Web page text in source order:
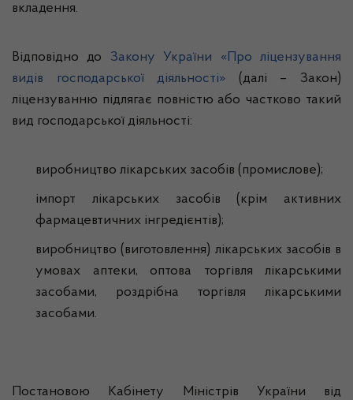
вкладення.
Відповідно до Закону України «Про ліцензування
видів господарської діяльності» (далі – Закон)
ліцензуванню підлягає повністю або частково такий
вид господарської діяльності:
виробництво лікарських засобів (промислове);
імпорт лікарських засобів (крім активних
фармацевтичних інгредієнтів);
виробництво (виготовлення) лікарських засобів в
умовах аптеки, оптова торгівля лікарськими
засобами, роздрібна торгівля лікарськими
засобами.
Постановою Кабінету Міністрів України від